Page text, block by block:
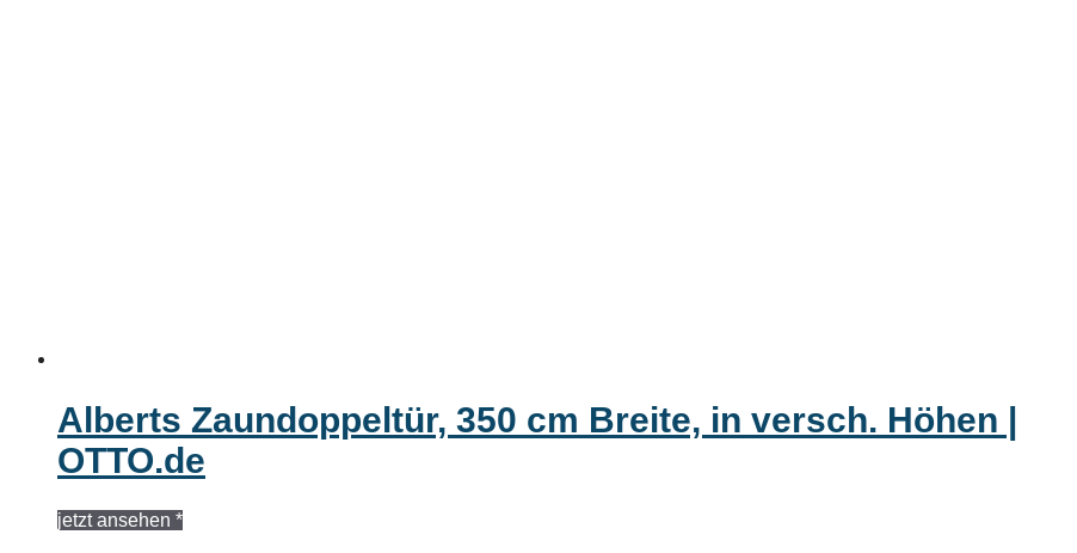
Alberts Zaundoppeltür, 350 cm Breite, in versch. Höhen |
OTTO.de
jetzt ansehen *